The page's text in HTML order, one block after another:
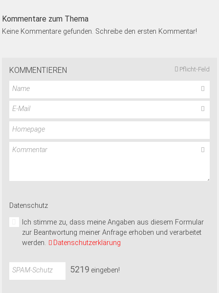
Kommentare zum Thema
Keine Kommentare gefunden. Schreibe den ersten Kommentar!
Pflicht-Feld
KOMMENTIEREN
Name
E-Mail
Homepage
Kommentar
Datenschutz
Ich stimme zu, dass meine Angaben aus diesem Formular
zur Beantwortung meiner Anfrage erhoben und verarbeitet
werden.
Datenschutzerklärung
SPAM-Schutz 5219 eingeben!